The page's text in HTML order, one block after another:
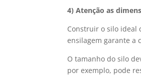
4) Atenção as
Construir o silo ideal
ensilagem garante a
O tamanho do silo
por exemplo, pode